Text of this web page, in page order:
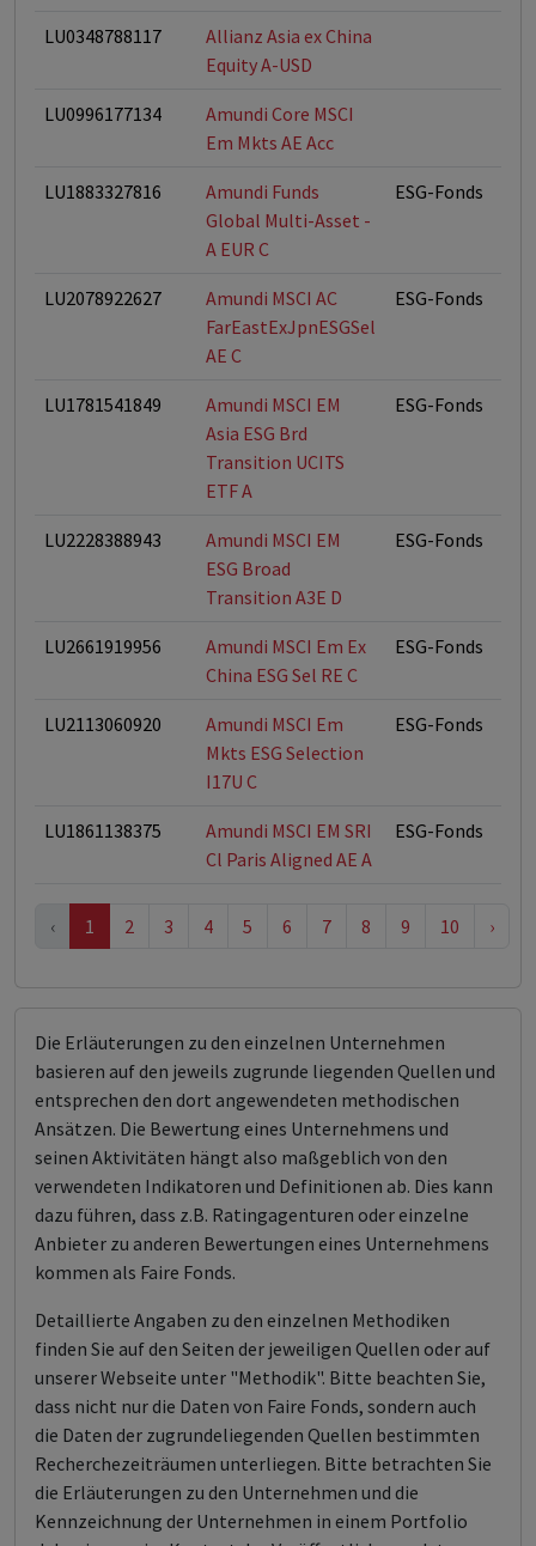
LU0348788117
Allianz Asia ex China
Equity A-USD
LU0996177134
Amundi Core MSCI
Em Mkts AE Acc
LU1883327816
Amundi Funds
Global Multi-Asset -
A EUR C
ESG-Fonds
LU2078922627
Amundi MSCI AC
FarEastExJpnESGSel
AE C
ESG-Fonds
LU1781541849
Amundi MSCI EM
Asia ESG Brd
Transition UCITS
ETF A
ESG-Fonds
LU2228388943
Amundi MSCI EM
ESG Broad
Transition A3E D
ESG-Fonds
LU2661919956
Amundi MSCI Em Ex
China ESG Sel RE C
ESG-Fonds
LU2113060920
Amundi MSCI Em
Mkts ESG Selection
I17U C
ESG-Fonds
LU1861138375
Amundi MSCI EM SRI
Cl Paris Aligned AE A
ESG-Fonds
‹ 1 2 3 4 5 6 7 8 9 10 ›
Die Erläuterungen zu den einzelnen Unternehmen
basieren auf den jeweils zugrunde liegenden Quellen und
entsprechen den dort angewendeten methodischen
Ansätzen. Die Bewertung eines Unternehmens und
seinen Aktivitäten hängt also maßgeblich von den
verwendeten Indikatoren und Definitionen ab. Dies kann
dazu führen, dass z.B. Ratingagenturen oder einzelne
Anbieter zu anderen Bewertungen eines Unternehmens
kommen als Faire Fonds.
Detaillierte Angaben zu den einzelnen Methodiken
finden Sie auf den Seiten der jeweiligen Quellen oder auf
unserer Webseite unter "Methodik". Bitte beachten Sie,
dass nicht nur die Daten von Faire Fonds, sondern auch
die Daten der zugrundeliegenden Quellen bestimmten
Recherchezeiträumen unterliegen. Bitte betrachten Sie
die Erläuterungen zu den Unternehmen und die
Kennzeichnung der Unternehmen in einem Portfolio